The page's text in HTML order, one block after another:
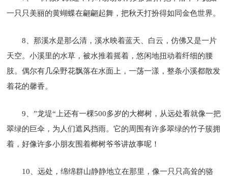
一只只美丽的黄蝴蝶在翩翩起舞，把秋天打扮得如同金色世界。
8、那溪水是那么清，溪水映着蓝天、白云，仿佛又是一片
天空。小溪里的水草，被水推着摇着，悠闲地扭动着纤细的腰
肢。偶尔有几朵野花飘落在水面上，一荡一漾，整条小溪都散发
着花的馨香。
9、”龙堤“上还有一棵500多岁的大榔树，从远处看就像一把
翠绿的巨伞，为人们遮风挡雨。它的周围有许多翠绿的竹子簇拥
着，好像许多小朋友围着榔树爷爷讲故事呢！
10、远处，绵绵群山静静地立在那里，像一只只高耸的骆